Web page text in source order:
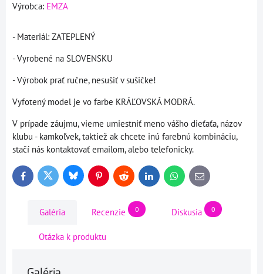
Výrobca: EMZA
- Materiál: ZATEPLENÝ
- Vyrobené na SLOVENSKU
- Výrobok prať ručne, nesušiť v sušičke!
Vyfotený model je vo farbe KRÁĽOVSKÁ MODRÁ.
V prípade záujmu, vieme umiestniť meno vášho dieťaťa, názov
klubu - kamkoľvek, taktiež ak chcete inú farebnú kombináciu,
stačí nás kontaktovať emailom, alebo telefonicky.
FacebookTwitter BlueskyPinterestReddit LinkedInWhatsApp
E-
mail
Galéria Recenzie 0 Diskusia 0
Otázka k produktu